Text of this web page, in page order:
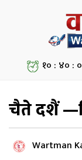
१० : ४० :
चैते दशैं
Wartman